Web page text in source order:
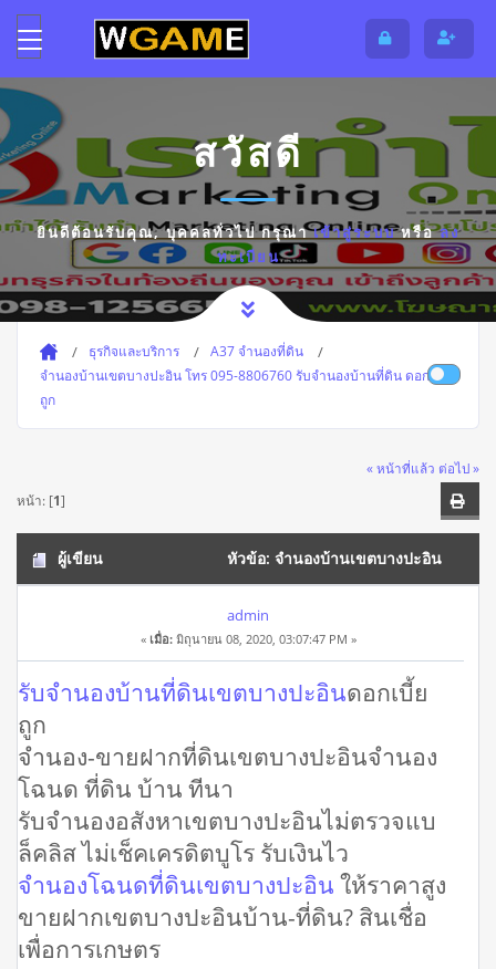
สวัสดี
ยินดีต้อนรับคุณ,บุคคลทั่วไปกรุณาเข้าสู่ระบบหรือลง
ทะเบียน
ธุรกิจและบริการ
A37 จำนองที่ดิน
จำนองบ้านเขตบางปะอิน โทร 095-8806760 รับจำนองบ้านที่ดิน ดอกเบี้ย
ถูก
« หน้าที่แล้ว ต่อไป »
หน้า: [1]
ผู้เขียน หัวข้อ: จำนองบ้านเขตบางปะอิน
โทร 095-8806760 รับจำนองบ้านที่ดิน ดอกเบี้ยถูก (อ่าน 39375
ครั้ง)
admin
« เมื่อ:มิถุนายน 08, 2020, 03:07:47 PM »
รับจำนองบ้านที่ดินเขตบางปะอินดอกเบี้ย
ถูก
จํานอง-ขายฝากที่ดินเขตบางปะอินจำนอง
โฉนด ที่ดิน บ้าน ทีนา
รับจำนองอสังหาเขตบางปะอินไม่ตรวจแบ
ล็คลิส ไม่เช็คเครดิตบูโร รับเงินไว
จำนองโฉนดที่ดินเขตบางปะอิน ให้ราคาสูง
ขายฝากเขตบางปะอินบ้าน-ที่ดิน? สินเชื่อ
เพื่อการเกษตร